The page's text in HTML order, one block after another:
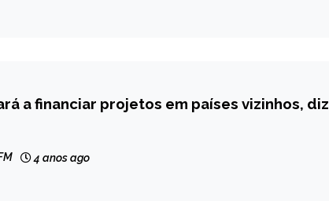
a financiar projetos em países vizinhos, diz
4 anos ago